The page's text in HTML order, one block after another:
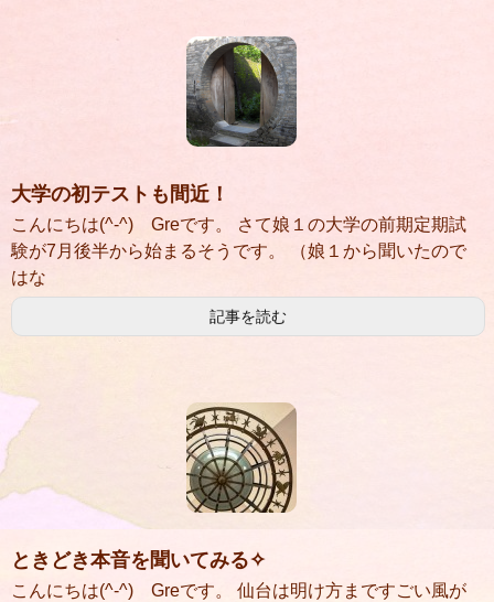
大学の初テストも間近！
こんにちは(^-^) Greです。 さて娘１の大学の前期定期試
験が7月後半から始まるそうです。 （娘１から聞いたので
はな
記事を読む
ときどき本音を聞いてみる✧
こんにちは(^-^) Greです。 仙台は明け方まですごい風が